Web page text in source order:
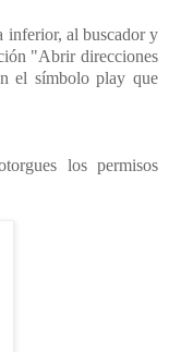
inferior, al buscador y
"Abrir direcciones
el símbolo play que
los permisos